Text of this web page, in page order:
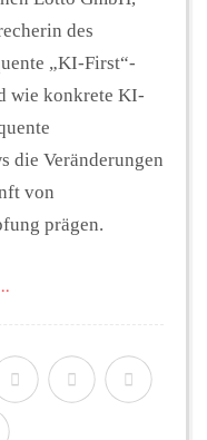
des
„KI-First“-
wie konkrete KI-
die Veränderungen
von
prägen.